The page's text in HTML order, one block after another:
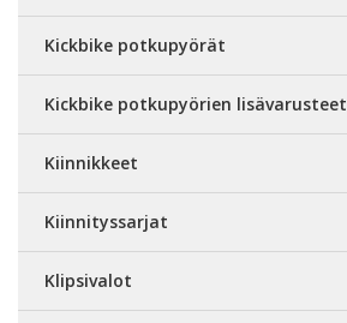
Kickbike potkupyörät
Kickbike potkupyörien lisävarusteet
Kiinnikkeet
Kiinnityssarjat
Klipsivalot